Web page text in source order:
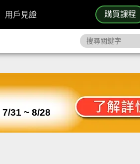
購買課程
用戶見證
7/31 ~ 8/28